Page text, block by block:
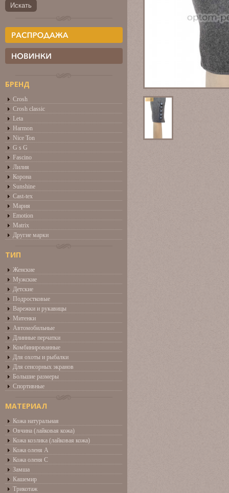
БРЕНД
Crosh
Crosh classic
Leta
Harmon
Nice Ton
G s G
Fascino
Лилия
Корона
Sunshine
Cast-tex
Мария
Emotion
Matrix
Другие марки
ТИП
Женские
Мужские
Детские
Подростковые
Варежки и рукавицы
Митенки
Автомобильные
Длинные перчатки
Комбинированные
Для охоты и рыбалки
Для сенсорных экранов
Большие размеры
Спортивные
МАТЕРИАЛ
Кожа натуральная
Овчина (лайковая кожа)
Кожа козлика (лайковая кожа)
Кожа оленя А
Кожа оленя С
Замша
Кашемир
Трикотаж